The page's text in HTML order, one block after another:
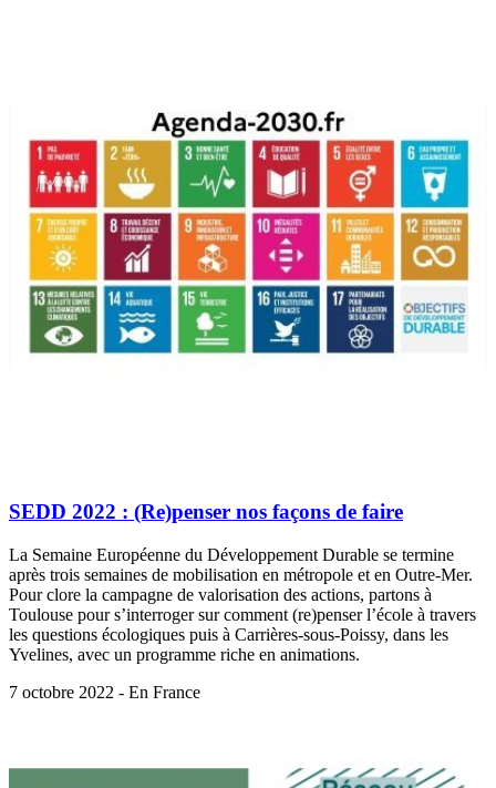
SEDD 2022 : (Re)penser nos façons de faire
La Semaine Européenne du Développement Durable se termine
après trois semaines de mobilisation en métropole et en Outre-Mer.
Pour clore la campagne de valorisation des actions, partons à
Toulouse pour s’interroger sur comment (re)penser l’école à travers
les questions écologiques puis à Carrières-sous-Poissy, dans les
Yvelines, avec un programme riche en animations.
7 octobre 2022 - En France